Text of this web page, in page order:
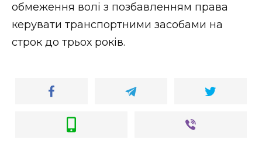
обмеження волі з позбавленням права
керувати транспортними засобами на
строк до трьох років.